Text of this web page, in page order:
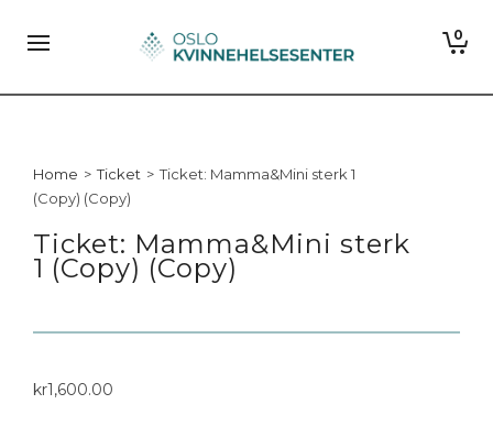
0
Home > Ticket > Ticket: Mamma&Mini sterk 1
(Copy) (Copy)
Ticket: Mamma&Mini sterk
1 (Copy) (Copy)
kr1,600.00